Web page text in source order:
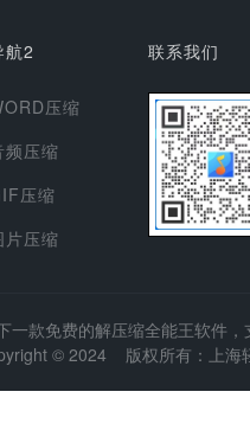
航2
压缩
频压缩
压缩
片压缩
联系我们
一款免费的解压缩全能王软件
© 2024 版权所有：上